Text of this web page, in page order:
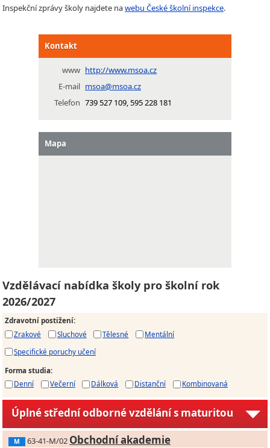
Inspekční zprávy školy najdete nawebu České školní inspekce.
Kontakt
www http://www.msoa.cz
E-mail msoa@msoa.cz
Telefon 739 527 109, 595 228 181
Mapa
Vzdělávací nabídka školy pro školní rok
2026/2027
Zdravotní postižení:
Zrakové
Sluchové Tělesné
Mentální
Specifické poruchy učení
Forma studia:
Denní
Večerní Dálková Distanční Kombinovaná
Úplné střední odborné vzdělání s maturitou
M 63-41-M/02 Obchodní akademie